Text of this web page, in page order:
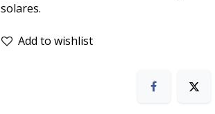
solares.
Add to wishlist